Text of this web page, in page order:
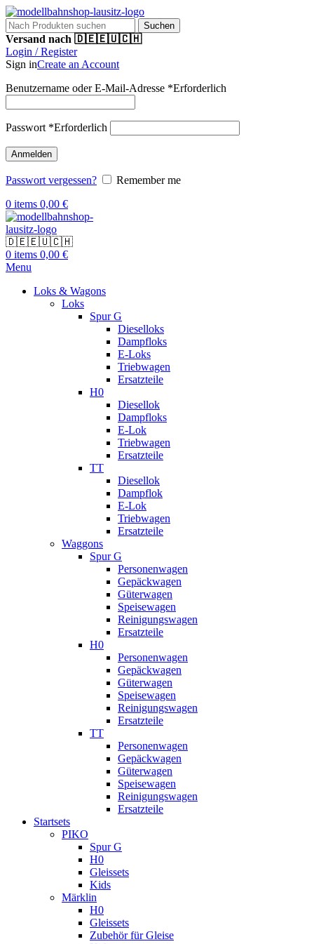
Suchen
Versand nach 🇩🇪🇪🇺🇨🇭
Login / Register
Sign inCreate an Account
Benutzername oder E-Mail-Adresse *Erforderlich
Passwort *Erforderlich
Anmelden
Passwort vergessen?
Remember me
0 items 0,00 €
🇩🇪🇪🇺🇨🇭
0 items 0,00 €
Menu
Loks & Wagons
Loks
Spur G
Dieselloks
Dampfloks
E-Loks
Triebwagen
Ersatzteile
H0
Diesellok
Dampfloks
E-Lok
Triebwagen
Ersatzteile
TT
Diesellok
Dampflok
E-Lok
Triebwagen
Ersatzteile
Waggons
Spur G
Personenwagen
Gepäckwagen
Güterwagen
Speisewagen
Reinigungswagen
Ersatzteile
H0
Personenwagen
Gepäckwagen
Güterwagen
Speisewagen
Reinigungswagen
Ersatzteile
TT
Personenwagen
Gepäckwagen
Güterwagen
Speisewagen
Reinigungswagen
Ersatzteile
Startsets
PIKO
Spur G
H0
Gleissets
Kids
Märklin
H0
Gleissets
Zubehör für Gleise